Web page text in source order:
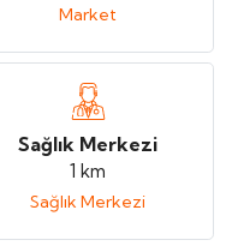
Market
Sağlık Merkezi
1 km
Sağlık Merkezi